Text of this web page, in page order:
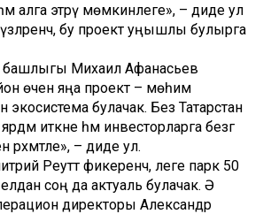
алга этәрү мөмкинлеге», – диде ул
бу проект уңышлы булырга
башлыгы Михаил Афанасьев
өчен яңа проект – мөһим
экосистема булачак. Без Татарстан
иткәне һәм инвесторларга безгә
– диде ул.
Реутт фикеренчә, әлеге парк 50
соң да актуаль булачак. Ә
директоры Александр